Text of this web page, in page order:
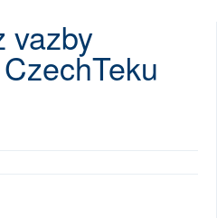
vazby